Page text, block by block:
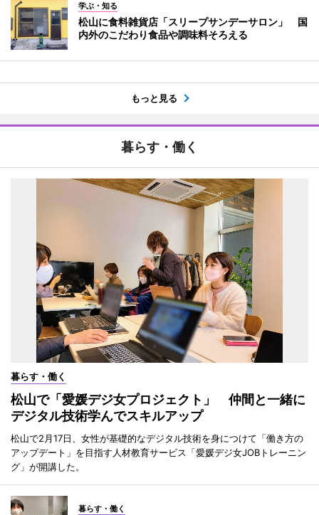
学ぶ・知る
松山に食料雑貨店「スリープサンデーサロン」 国
内外のこだわり食品や調味料そろえる
もっと見る
暮らす・働く
暮らす・働く
松山で「愛媛デジ女プロジェクト」 仲間と一緒に
デジタル技術学んでスキルアップ
松山で2月17日、女性が基礎的なデジタル技術を身につけて「働き方の
アップデート」を目指す人材教育サービス「愛媛デジ女JOBトレーニン
グ」が開講した。
暮らす・働く